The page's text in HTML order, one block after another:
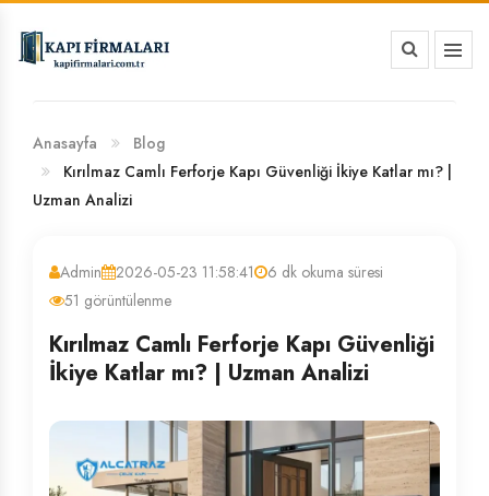
BANKA HESAP NUMARALARIMIZ
Anasayfa
Blog
Kırılmaz Camlı Ferforje Kapı Güvenliği İkiye Katlar mı? |
Uzman Analizi
Admin 2026-05-23 11:58:41
6 dk okuma süresi
51 görüntülenme
Kırılmaz Camlı Ferforje Kapı Güvenliği
İkiye Katlar mı? | Uzman Analizi